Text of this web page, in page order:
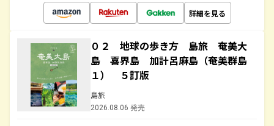
詳細を見る
０２ 地球の歩き方 島旅 奄美大
島 喜界島 加計呂麻島（奄美群島
１） ５訂版
島旅
2026.08.06 発売